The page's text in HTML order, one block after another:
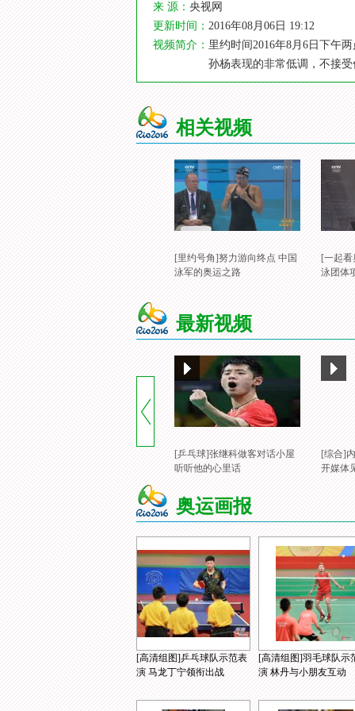
来 源： 央视网
更新时间： 2016年08月06日 19:12
视频简介： 里约时间2016年8月6日下午
孙杨表现的非常低调，不接
相关视频
[里约号角]努力游向终点 中国
泳军的奥运之路
[一起
泳团体
最新视频
[乒乓球]张继科做客对话小屋
听听他的心里话
[综合]
开媒体
奥运画报
[高清组图]乒乓球队示范表
演 马龙丁宁领衔出战
[高清组图]羽毛球队示
演 林丹与小朋友互动